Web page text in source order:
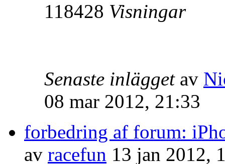
118428 Visningar
Senaste inlägget av
08 mar 2012, 21:33
forbedring af forum:
av racefun 13 jan 2012,